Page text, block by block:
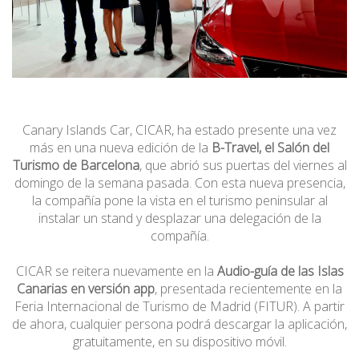
Canary Islands Car, CICAR, ha estado presente una vez
más en una nueva edición de la B-Travel, el Salón del
Turismo de Barcelona, que abrió sus puertas del viernes al
domingo de la semana pasada. Con esta nueva presencia,
la compañía pone la vista en el turismo peninsular al
instalar un stand y desplazar una delegación de la
compañía.
CICAR se reitera nuevamente en la Audio-guía de las Islas
Canarias en versión app, presentada recientemente en la
Feria Internacional de Turismo de Madrid (FITUR). A partir
de ahora, cualquier persona podrá descargar la aplicación,
gratuitamente, en su dispositivo móvil.